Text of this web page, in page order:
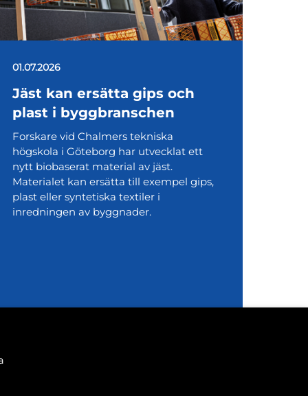
01.07.2026
Jäst kan ersätta gips och
plast i byggbranschen
Forskare vid Chalmers tekniska
högskola i Göteborg har utvecklat ett
nytt biobaserat material av jäst.
Materialet kan ersätta till exempel gips,
plast eller syntetiska textiler i
inredningen av byggnader.